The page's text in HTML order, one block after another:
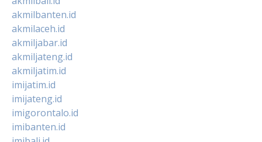
akmilbanten.id
akmilaceh.id
akmiljabar.id
akmiljateng.id
akmiljatim.id
imijatim.id
imijateng.id
imigorontalo.id
imibanten.id